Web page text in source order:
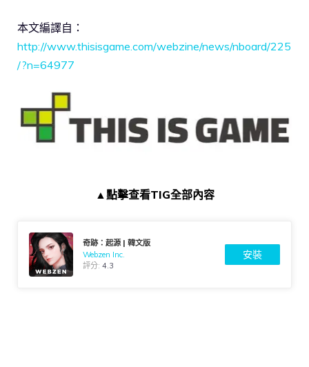
本文編譯自：
http://www.thisisgame.com/webzine/news/nboard/225
/?n=64977
▲點擊查看TIG全部內容
奇跡：起源 | 韓文版
Webzen Inc.
評分:4.3
安裝